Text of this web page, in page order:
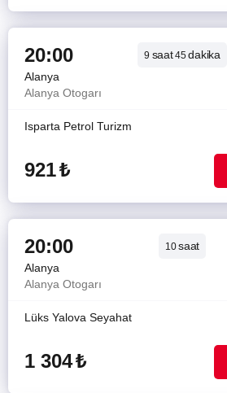
20:00 9 saat45dakika
Alanya
Alanya Otogarı
Isparta Petrol Turizm
921₺
20:00 10saat
Alanya
Alanya Otogarı
Lüks Yalova Seyahat
1 304₺